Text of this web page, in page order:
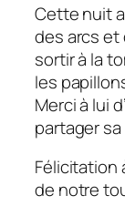
Cette nuit
des arcs et
sortir à la
les
Merci à lui
partager
Félicitation
de notre